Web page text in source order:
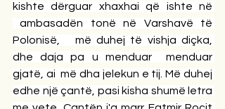
kishte dërguar xhaxhai që ishte në
ambasadën tonë në Varshavë të
Polonisë,   më duhej të vishja diçka,
dhe daja pa u menduar  menduar
gjatë, ai  më dha jelekun e tij. Më duhej
edhe një çantë, pasi kisha shumë letra